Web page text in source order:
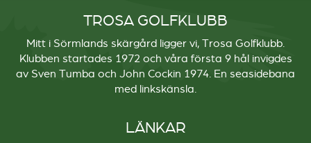
TROSA GOLFKLUBB
Mitt i Sörmlands skärgård ligger vi, Trosa Golfklubb.
Klubben startades 1972 och våra första 9 hål invigdes
av Sven Tumba och John Cockin 1974. En seasidebana
med linkskänsla.
LÄNKAR